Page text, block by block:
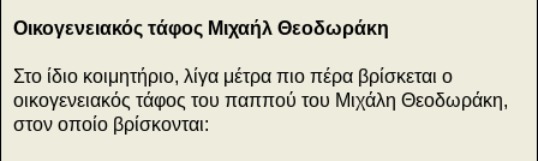
Οικογενειακός τάφος Μιχαήλ Θεοδωράκη
Στο ίδιο κοιμητήριο, λίγα μέτρα πιο πέρα βρίσκεται ο
οικογενειακός τάφος του παππού του Μιχάλη Θεοδωράκη,
στον οποίο βρίσκονται: